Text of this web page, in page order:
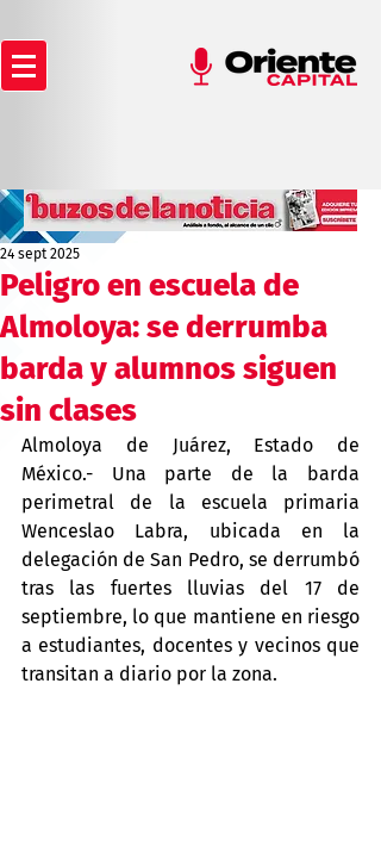
Peligro en escuela de
Almoloya: se derrumba
barda y alumnos siguen
sin clases
24 sept 2025
Almoloya de Juárez, Estado de
México.- Una parte de la barda
perimetral de la escuela primaria
Wenceslao Labra, ubicada en la
delegación de San Pedro, se derrumbó
tras las fuertes lluvias del 17 de
septiembre, lo que mantiene en riesgo
a estudiantes, docentes y vecinos que
transitan a diario por la zona.